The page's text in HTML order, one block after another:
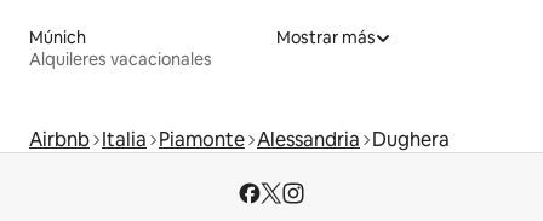
Múnich
Alquileres vacacionales
Mostrar más
Airbnb Italia Piamonte Alessandria Dughera